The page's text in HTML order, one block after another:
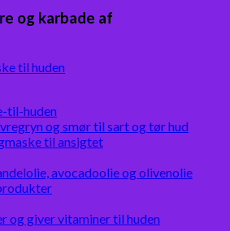
og karbade af
til-huden
og smør til sart og tør hud
til ansigtet
avocadoolie og olivenolie
og giver vitaminer til huden